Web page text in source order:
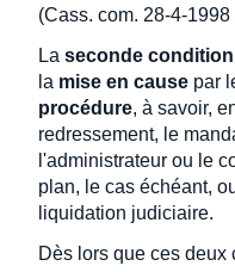
(Cass. com. 28-4-
La seconde condition
la mise en cause par
procédure, à savoir,
redressement, le
l'administrateur ou le
plan, le cas échéant,
liquidation judiciaire.
Dès lors que ces deux